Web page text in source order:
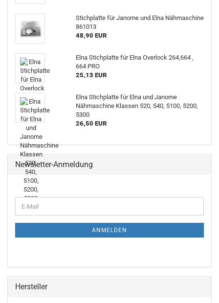
Stichplatte für Janome und Elna Nähmaschine
861013
48,90 EUR
Elna Stichplatte für Elna Overlock 264,664 ,
664 PRO
25,13 EUR
Elna Stichplatte für Elna und Janome
Nähmaschine Klassen 520, 540, 5100, 5200,
5300
26,50 EUR
Newsletter-Anmeldung
ANMELDEN
Hersteller